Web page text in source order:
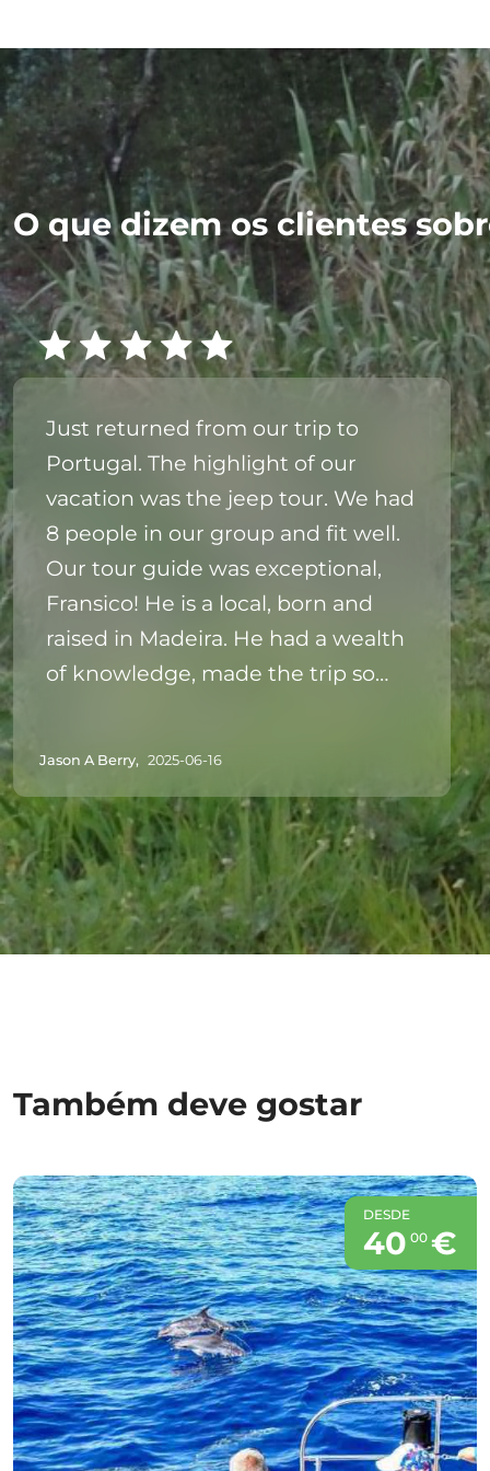
O que dizem os clientes
Just returned from our trip to
Portugal. The highlight of our
vacation was the jeep tour. We had
8 people in our group and fit well.
Our tour guide was exceptional,
Fransico! He is a local, born and
raised in Madeira. He had a wealth
of knowledge, made the trip so
culture. The roads are very steep
and windy-he was an expert with
his driving skills! We will never
forget this amazing experience!
Jason A Berry, 2025-06-16
Também deve gostar
DESDE
40 00 €